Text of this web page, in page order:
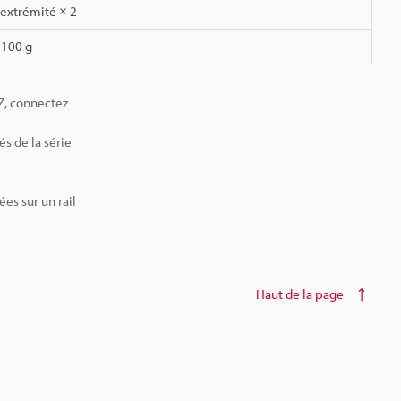
× 2
g
connectez
de la série
sur un rail
Haut de la page